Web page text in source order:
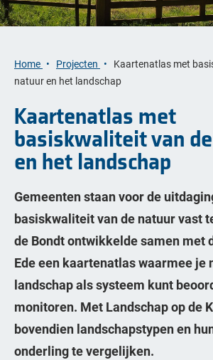
Home Projecten
Kaartenatlas met
natuur en het landschap
Kaartenatlas met
basiskwaliteit van
en het landschap
Gemeenten staan voor de
basiskwaliteit van de natuur vast
de Bondt ontwikkelde samen met
Ede een kaartenatlas waarmee je
landschap als systeem kunt
monitoren. Met Landschap op de
bovendien landschapstypen en
onderling te vergelijken.